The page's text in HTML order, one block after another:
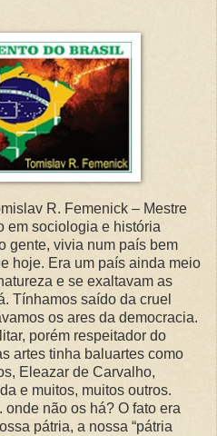
R. Femenick – Mestre
em sociologia e história
gente, vivia num país bem
hoje. Era um país ainda meio
e se exaltavam as
Tínhamos saído da cruel
os ares da democracia.
porém respeitador do
artes tinha baluartes como
Eleazar de Carvalho,
e muitos, muitos outros.
não os há? O fato era
pátria, a nossa “pátria